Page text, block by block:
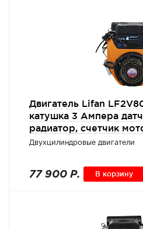
Двигатель Lifan
катушка 3 Ампера
радиатор, счетчик
Двухцилиндровые двигатели
77 900 Р. В корзину